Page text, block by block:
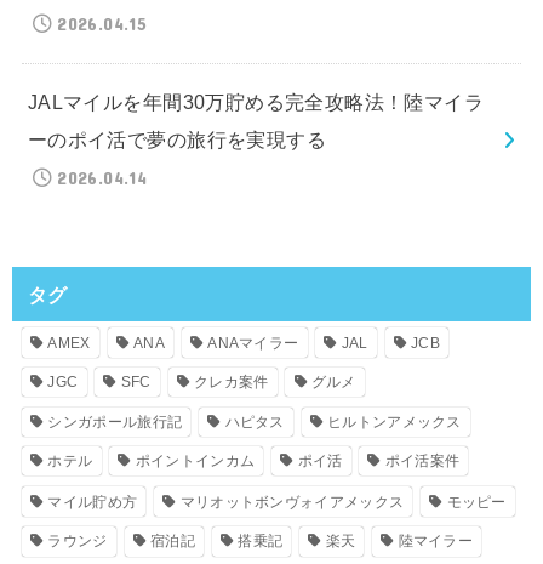
2026.04.15
JALマイルを年間30万貯める完全攻略法！陸マイラ
ーのポイ活で夢の旅行を実現する
2026.04.14
タグ
AMEX ANA ANAマイラー JAL JCB
JGC SFC クレカ案件 グルメ
シンガポール旅行記 ハピタス ヒルトンアメックス
ホテル ポイントインカム ポイ活 ポイ活案件
マイル貯め方 マリオットボンヴォイアメックス モッピー
ラウンジ 宿泊記 搭乗記 楽天 陸マイラー